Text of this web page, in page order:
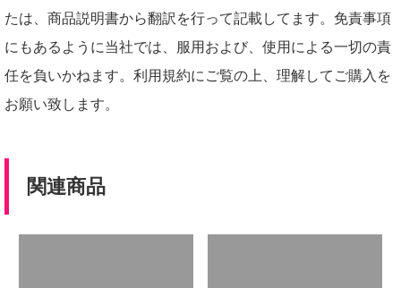
たは、商品説明書から翻訳を行って記載してます。免責事項
にもあるように当社では、服用および、使用による一切の責
任を負いかねます。利用規約にご覧の上、理解してご購入を
お願い致します。
関連商品